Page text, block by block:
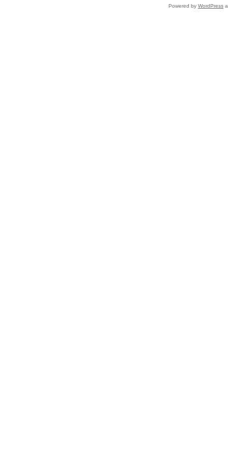
Powered by WordPress